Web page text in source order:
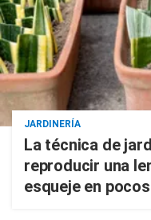
JARDINERÍA
La técnica de
reproducir una
esqueje en